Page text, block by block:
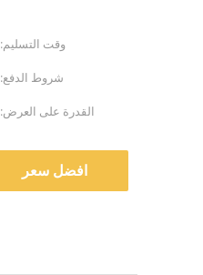
وقت التسليم:
شروط الدفع:
القدرة على العرض:
افضل سعر